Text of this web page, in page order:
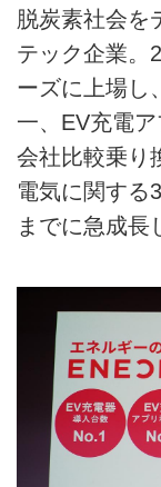
脱炭素社会を
テック企業。
ーズに上場し
一、EV充電
会社比較乗り
電気に関する
までに急成長